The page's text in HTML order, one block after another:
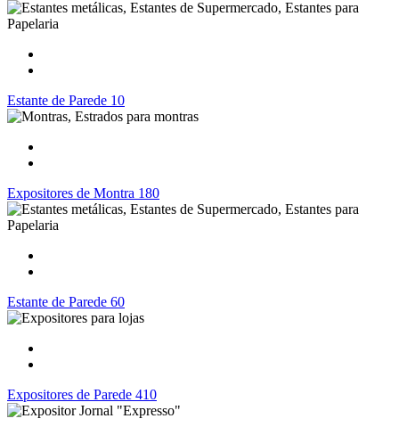
Estante de Parede 10
Expositores de Montra 180
Estante de Parede 60
Expositores de Parede 410